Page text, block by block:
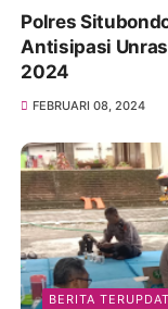
Polres
Antisipasi
2024
FEBRUARI 08, 2024
BERITA